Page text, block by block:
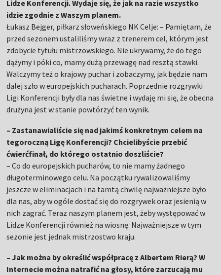
Lidze Konferencji. Wydaje się, że jak na razie wszystko
idzie zgodnie z Waszym planem.
Łukasz Bejger, piłkarz słoweńskiego NK Celje: – Pamiętam, że
przed sezonem ustaliliśmy wraz z trenerem cel, którym jest
zdobycie tytułu mistrzowskiego. Nie ukrywamy, że do tego
dążymy i póki co, mamy dużą przewagę nad resztą stawki.
Walczymy też o krajowy puchar i zobaczymy, jak będzie nam
dalej szło w europejskich pucharach. Poprzednie rozgrywki
Ligi Konferencji były dla nas świetne i wydaję mi się, że obecna
drużyna jest w stanie powtórzyć ten wynik.
– Zastanawialiście się nad jakimś konkretnym celem na
tegoroczną Ligę Konferencji? Chcielibyście przebić
ćwierćfinał, do którego ostatnio doszliście?
– Co do europejskich pucharów, to nie mamy żadnego
długoterminowego celu. Na początku rywalizowaliśmy
jeszcze w eliminacjach i na tamtą chwilę najważniejsze było
dla nas, aby w ogóle dostać się do rozgrywek oraz jesienią w
nich zagrać. Teraz naszym planem jest, żeby występować w
Lidze Konferencji również na wiosnę. Najważniejsze w tym
sezonie jest jednak mistrzostwo kraju.
– Jak można by określić współpracę z Albertem Rierą? W
Internecie można natrafić na głosy, które zarzucają mu